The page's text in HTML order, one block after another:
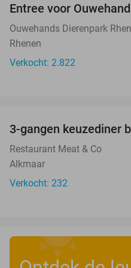
Entree voor
Ouwehands Dierenpark
Rhenen
Verkocht: 2.822
3-gangen keuzediner
Restaurant Meat & Co
Alkmaar
Verkocht: 232